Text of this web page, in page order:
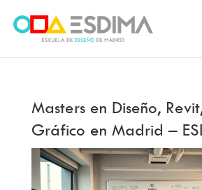
Masters en Diseño,
Gráfico en Madrid –